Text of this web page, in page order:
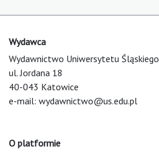
Wydawca
Wydawnictwo Uniwersytetu Śląskiego
ul. Jordana 18
40-043 Katowice
e-mail: wydawnictwo@us.edu.pl
O platformie